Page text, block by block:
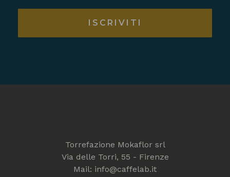
ISCRIVITI
Torrefazione Mokaflor srl
Via delle Torri, 55 - Firenze
Mail: info@caffelab.it